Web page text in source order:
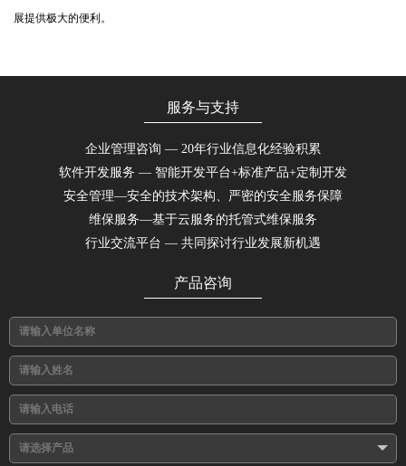
展提供极大的便利。
服务与支持
企业管理咨询 — 20年行业信息化经验积累
软件开发服务 — 智能开发平台+标准产品+定制开发
安全管理—安全的技术架构、严密的安全服务保障
维保服务—基于云服务的托管式维保服务
行业交流平台 — 共同探讨行业发展新机遇
产品咨询